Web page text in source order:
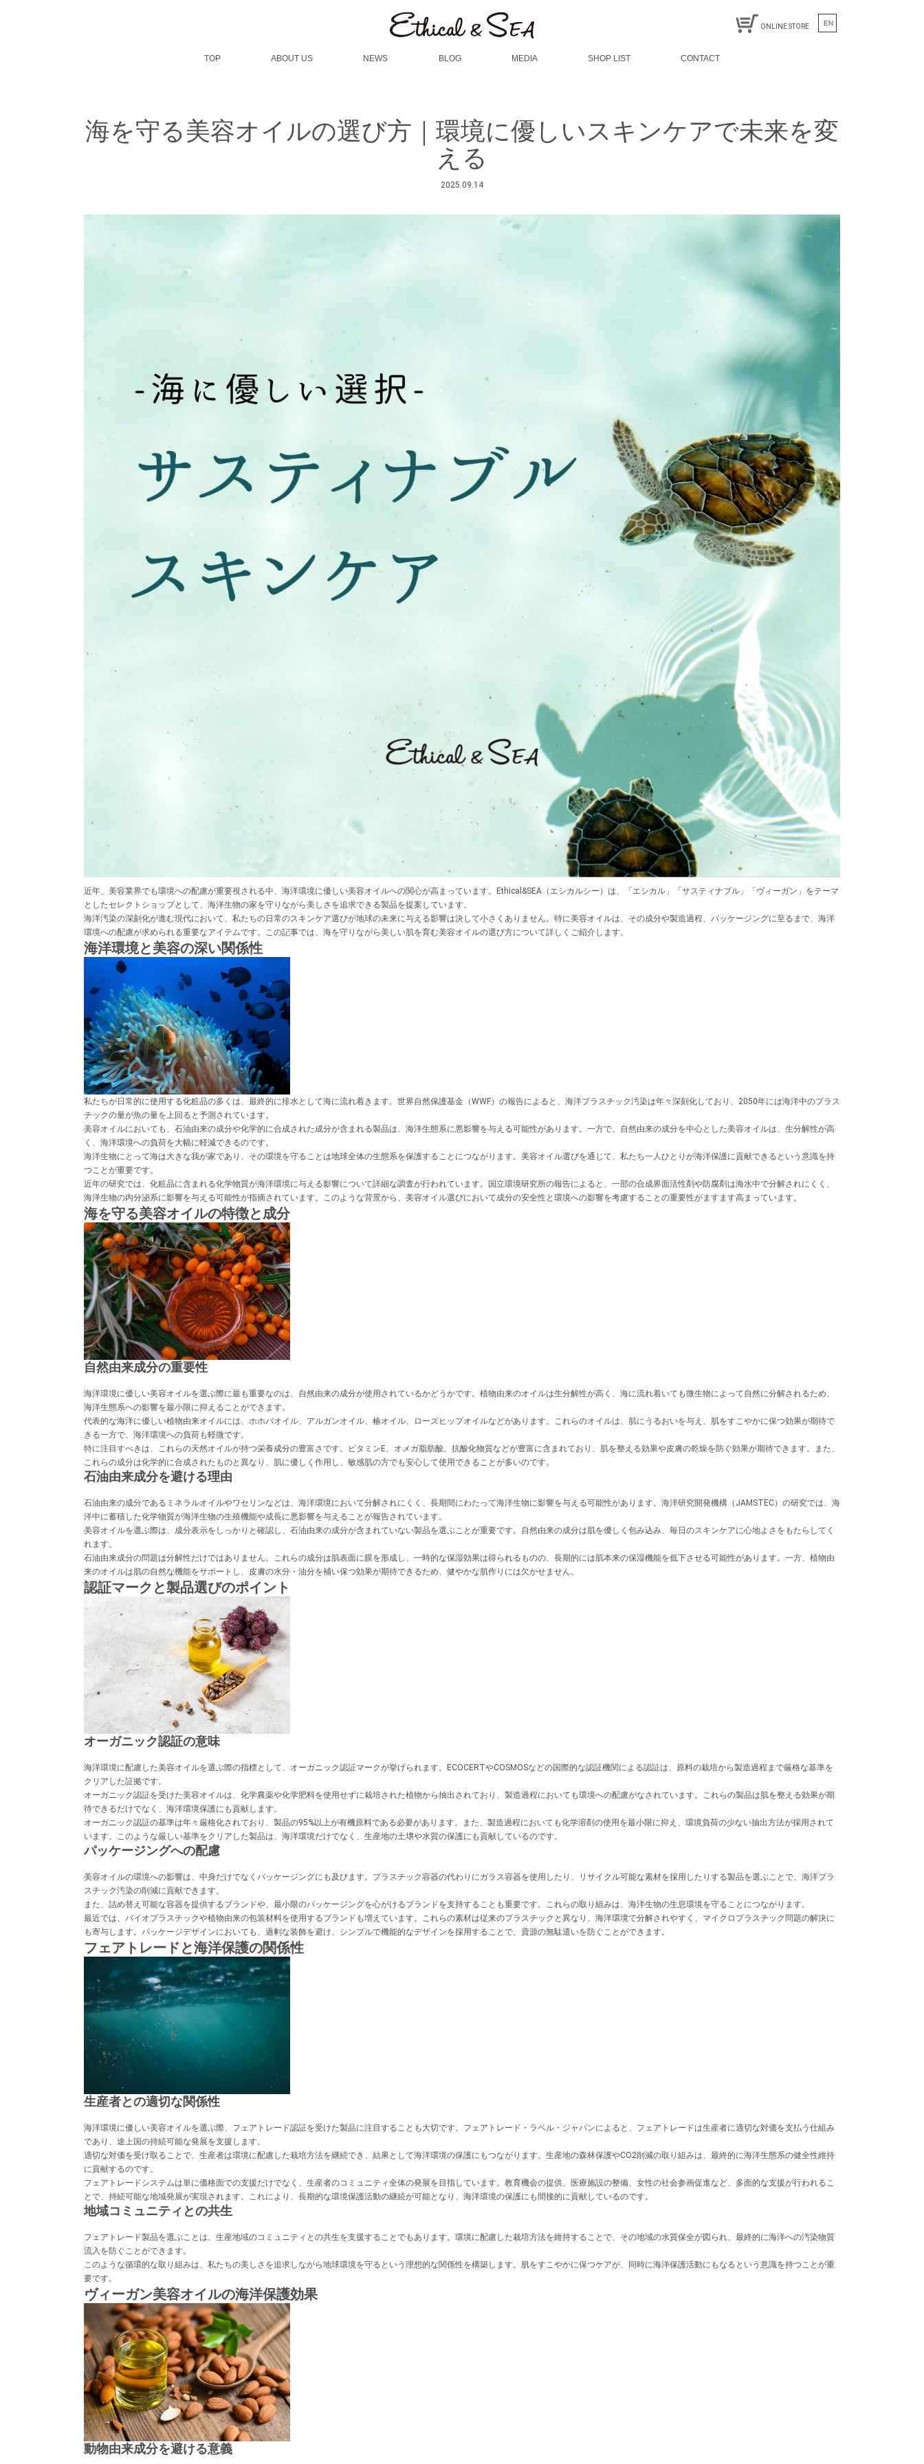
TOP ABOUT US NEWS BLOG MEDIA SHOP LIST CONTACT
ONLINE STORE EN
海を守る美容オイルの選び方｜環境に優しいスキンケアで未来を変
える
2025.09.14
近年、美容業界でも環境への配慮が重要視される中、海洋環境に優しい美容オイルへの関心が高まっています。Ethical&SEA（エシカルシー）は、「エシカル」「サスティナブル」「ヴィーガン」をテーマ
としたセレクトショップとして、海洋生物の家を守りながら美しさを追求できる製品を提案しています。
海洋汚染の深刻化が進む現代において、私たちの日常のスキンケア選びが地球の未来に与える影響は決して小さくありません。特に美容オイルは、その成分や製造過程、パッケージングに至るまで、海洋
環境への配慮が求められる重要なアイテムです。この記事では、海を守りながら美しい肌を育む美容オイルの選び方について詳しくご紹介します。
海洋環境と美容の深い関係性
私たちが日常的に使用する化粧品の多くは、最終的に排水として海に流れ着きます。世界自然保護基金（WWF）の報告によると、海洋プラスチック汚染は年々深刻化しており、2050年には海洋中のプラス
チックの量が魚の量を上回ると予測されています。
美容オイルにおいても、石油由来の成分や化学的に合成された成分が含まれる製品は、海洋生態系に悪影響を与える可能性があります。一方で、自然由来の成分を中心とした美容オイルは、生分解性が高
く、海洋環境への負荷を大幅に軽減できるのです。
海洋生物にとって海は大きな我が家であり、その環境を守ることは地球全体の生態系を保護することにつながります。美容オイル選びを通じて、私たち一人ひとりが海洋保護に貢献できるという意識を持
つことが重要です。
近年の研究では、化粧品に含まれる化学物質が海洋環境に与える影響について詳細な調査が行われています。国立環境研究所の報告によると、一部の合成界面活性剤や防腐剤は海水中で分解されにくく、
海洋生物の内分泌系に影響を与える可能性が指摘されています。このような背景から、美容オイル選びにおいて成分の安全性と環境への影響を考慮することの重要性がますます高まっています。
海を守る美容オイルの特徴と成分
自然由来成分の重要性
海洋環境に優しい美容オイルを選ぶ際に最も重要なのは、自然由来の成分が使用されているかどうかです。植物由来のオイルは生分解性が高く、海に流れ着いても微生物によって自然に分解されるため、
海洋生態系への影響を最小限に抑えることができます。
代表的な海洋に優しい植物由来オイルには、ホホバオイル、アルガンオイル、椿オイル、ローズヒップオイルなどがあります。これらのオイルは、肌にうるおいを与え、肌をすこやかに保つ効果が期待で
きる一方で、海洋環境への負荷も軽微です。
特に注目すべきは、これらの天然オイルが持つ栄養成分の豊富さです。ビタミンE、オメガ脂肪酸、抗酸化物質などが豊富に含まれており、肌を整える効果や皮膚の乾燥を防ぐ効果が期待できます。また、
これらの成分は化学的に合成されたものと異なり、肌に優しく作用し、敏感肌の方でも安心して使用できることが多いのです。
石油由来成分を避ける理由
石油由来の成分であるミネラルオイルやワセリンなどは、海洋環境において分解されにくく、長期間にわたって海洋生物に影響を与える可能性があります。海洋研究開発機構（JAMSTEC）の研究では、海
洋中に蓄積した化学物質が海洋生物の生殖機能や成長に悪影響を与えることが報告されています。
美容オイルを選ぶ際は、成分表示をしっかりと確認し、石油由来の成分が含まれていない製品を選ぶことが重要です。自然由来の成分は肌を優しく包み込み、毎日のスキンケアに心地よさをもたらしてく
れます。
石油由来成分の問題は分解性だけではありません。これらの成分は肌表面に膜を形成し、一時的な保湿効果は得られるものの、長期的には肌本来の保湿機能を低下させる可能性があります。一方、植物由
来のオイルは肌の自然な機能をサポートし、皮膚の水分・油分を補い保つ効果が期待できるため、健やかな肌作りには欠かせません。
認証マークと製品選びのポイント
オーガニック認証の意味
海洋環境に配慮した美容オイルを選ぶ際の指標として、オーガニック認証マークが挙げられます。ECOCERTやCOSMOSなどの国際的な認証機関による認証は、原料の栽培から製造過程まで厳格な基準を
クリアした証拠です。
オーガニック認証を受けた美容オイルは、化学農薬や化学肥料を使用せずに栽培された植物から抽出されており、製造過程においても環境への配慮がなされています。これらの製品は肌を整える効果が期
待できるだけでなく、海洋環境保護にも貢献します。
オーガニック認証の基準は年々厳格化されており、製品の95%以上が有機原料である必要があります。また、製造過程においても化学溶剤の使用を最小限に抑え、環境負荷の少ない抽出方法が採用されて
います。このような厳しい基準をクリアした製品は、海洋環境だけでなく、生産地の土壌や水質の保護にも貢献しているのです。
パッケージングへの配慮
美容オイルの環境への影響は、中身だけでなくパッケージングにも及びます。プラスチック容器の代わりにガラス容器を使用したり、リサイクル可能な素材を採用したりする製品を選ぶことで、海洋プラ
スチック汚染の削減に貢献できます。
また、詰め替え可能な容器を提供するブランドや、最小限のパッケージングを心がけるブランドを支持することも重要です。これらの取り組みは、海洋生物の生息環境を守ることにつながります。
最近では、バイオプラスチックや植物由来の包装材料を使用するブランドも増えています。これらの素材は従来のプラスチックと異なり、海洋環境で分解されやすく、マイクロプラスチック問題の解決に
も寄与します。パッケージデザインにおいても、過剰な装飾を避け、シンプルで機能的なデザインを採用することで、資源の無駄遣いを防ぐことができます。
フェアトレードと海洋保護の関係性
生産者との適切な関係性
海洋環境に優しい美容オイルを選ぶ際、フェアトレード認証を受けた製品に注目することも大切です。フェアトレード・ラベル・ジャパンによると、フェアトレードは生産者に適切な対価を支払う仕組み
であり、途上国の持続可能な発展を支援します。
適切な対価を受け取ることで、生産者は環境に配慮した栽培方法を継続でき、結果として海洋環境の保護にもつながります。生産地の森林保護やCO2削減の取り組みは、最終的に海洋生態系の健全性維持
に貢献するのです。
フェアトレードシステムは単に価格面での支援だけでなく、生産者のコミュニティ全体の発展を目指しています。教育機会の提供、医療施設の整備、女性の社会参画促進など、多面的な支援が行われるこ
とで、持続可能な地域発展が実現されます。これにより、長期的な環境保護活動の継続が可能となり、海洋環境の保護にも間接的に貢献しているのです。
地域コミュニティとの共生
フェアトレード製品を選ぶことは、生産地域のコミュニティとの共生を支援することでもあります。環境に配慮した栽培方法を維持することで、その地域の水質保全が図られ、最終的に海洋への汚染物質
流入を防ぐことができます。
このような循環的な取り組みは、私たちの美しさを追求しながら地球環境を守るという理想的な関係性を構築します。肌をすこやかに保つケアが、同時に海洋保護活動にもなるという意識を持つことが重
要です。
ヴィーガン美容オイルの海洋保護効果
動物由来成分を避ける意義